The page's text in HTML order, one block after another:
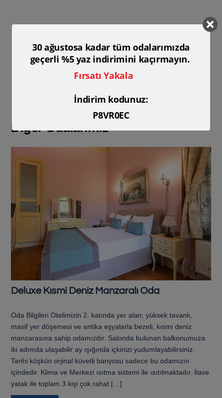
Diğer Odalarımız
Deluxe Kısmi Deniz Manzaralı Oda
Oda Bilgileri Otelimizin 2. katında yer alan; yüksek tavanlı,
masif yer döşemesi ve antika eşyalarla bezeli, kısmi deniz
manzarasına sahip odamızdır. Salonda bulunan balkonumuza
iki adımda ulaşabilir ay ışığında içkinizi yudumlayabilirsiniz.
Tarihi köşkün orjinal küvetli banyosu sadece bu odamızın
içindedir. Klima ve Merkezi ısıtma sistemi ile ısıtılmaktadır. İlave
yatak ile toplam 3 kişi çok rahat […]
30 ağustosa kadar tüm odalarımızda
geçerli %5 yaz indirimini kaçırmayın.
Fırsatı Yakala
İndirim kodunuz:
P8VR0EC